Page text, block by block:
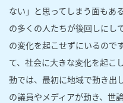
ない」と思ってしまう面もあ
の多くの人たちが後回しにし
の変化を起こせずにいるので
て、社会に大きな変化を起こ
動では、最初に地域で動き出
の議員やメディアが動き、世